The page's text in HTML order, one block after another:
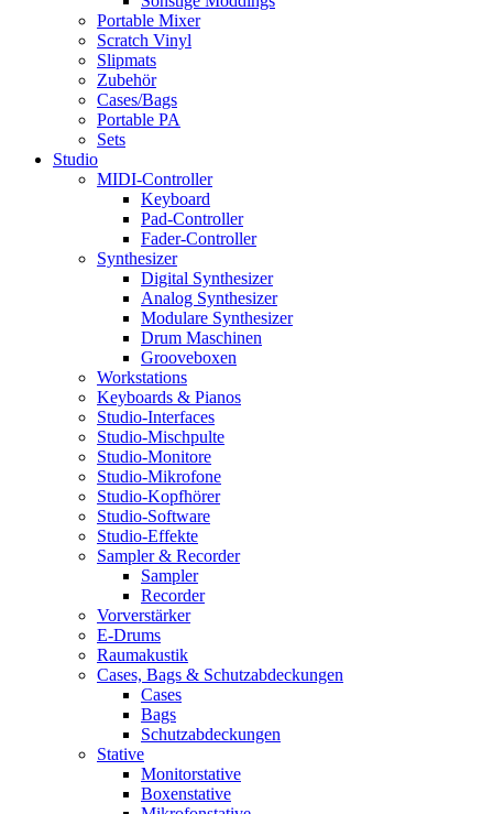
Portable Mixer
Scratch Vinyl
Slipmats
Zubehör
Cases/Bags
Portable PA
Sets
Studio
MIDI-Controller
Keyboard
Pad-Controller
Fader-Controller
Synthesizer
Digital Synthesizer
Analog Synthesizer
Modulare Synthesizer
Drum Maschinen
Grooveboxen
Workstations
Keyboards & Pianos
Studio-Interfaces
Studio-Mischpulte
Studio-Monitore
Studio-Mikrofone
Studio-Kopfhörer
Studio-Software
Studio-Effekte
Sampler & Recorder
Sampler
Recorder
Vorverstärker
E-Drums
Raumakustik
Cases, Bags & Schutzabdeckungen
Cases
Bags
Schutzabdeckungen
Stative
Monitorstative
Boxenstative